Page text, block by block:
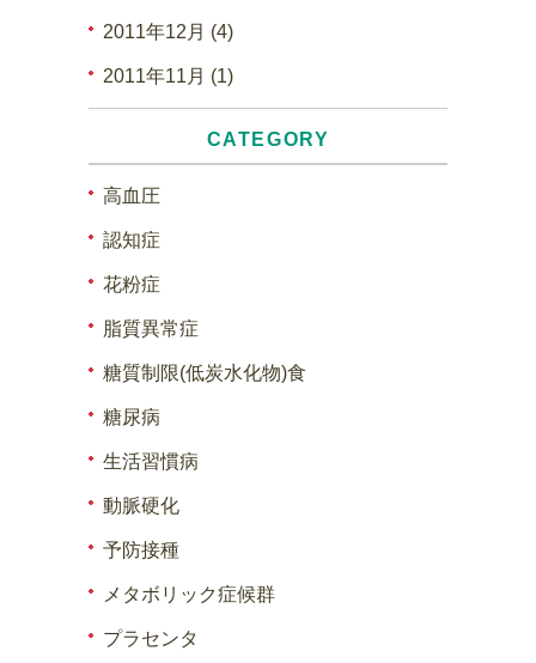
2011年12月 (4)
2011年11月 (1)
CATEGORY
高血圧
認知症
花粉症
脂質異常症
糖質制限(低炭水化物)食
糖尿病
生活習慣病
動脈硬化
予防接種
メタボリック症候群
プラセンタ